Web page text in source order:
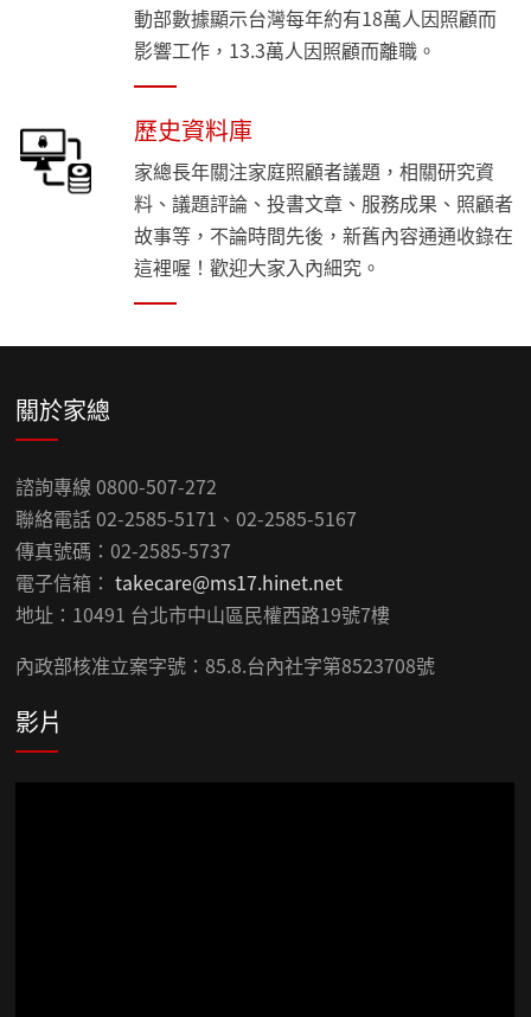
動部數據顯示台灣每年約有18萬人因照顧而
影響工作，13.3萬人因照顧而離職。
歷史資料庫
家總長年關注家庭照顧者議題，相關研究資
料、議題評論、投書文章、服務成果、照顧者
故事等，不論時間先後，新舊內容通通收錄在
這裡喔！歡迎大家入內細究。
關於家總
諮詢專線 0800-507-272
聯絡電話 02-2585-5171、02-2585-5167
傳真號碼：02-2585-5737
電子信箱：takecare@ms17.hinet.net
地址：10491 台北市中山區民權西路19號7樓
內政部核准立案字號：85.8.台內社字第8523708號
影片